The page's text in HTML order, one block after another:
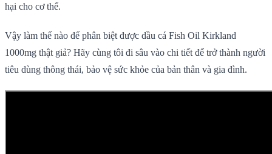
hại cho cơ thể.
Vậy làm thế nào để phân biệt được dầu cá Fish Oil Kirkland
1000mg thật giả? Hãy cùng tôi đi sâu vào chi tiết để trở thành người
tiêu dùng thông thái, bảo vệ sức khỏe của bản thân và gia đình.